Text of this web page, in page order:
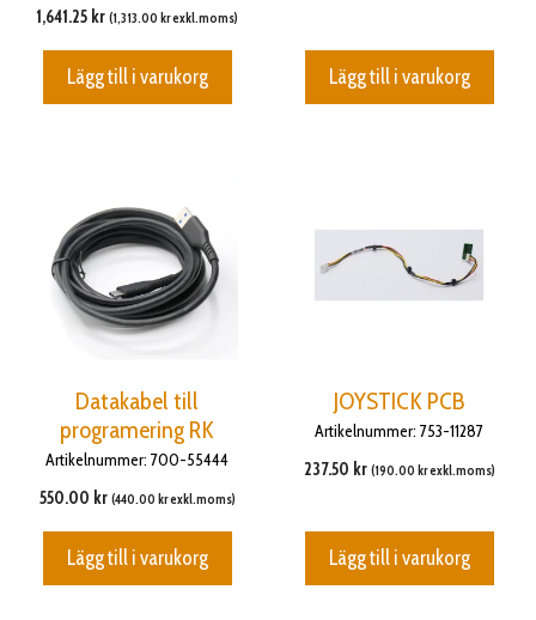
1,641.25 kr (1,313.00 krexkl.moms)
Lägg till i varukorg Lägg till i varukorg
Datakabel till
programering RK
Artikelnummer: 700-55444
550.00 kr (440.00 krexkl.moms)
Lägg till i varukorg
JOYSTICK PCB
Artikelnummer: 753-11287
237.50 kr (190.00 krexkl.moms)
Lägg till i varukorg